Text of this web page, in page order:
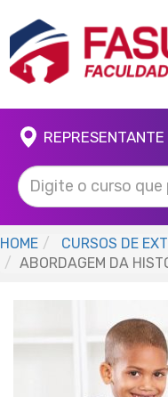
HOME
CURSOS DE
ABORDAGEM DA